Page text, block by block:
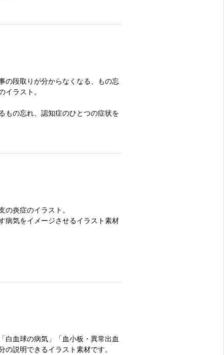
の段取りが分からなくなる、もの忘
ラスト。
もの忘れ、認知症のひとつの症状を
炎症のイラスト。
病気をイメージさせるイラスト素材
白血球の病気」「血小板・異常出血
説明できるイラスト素材です。